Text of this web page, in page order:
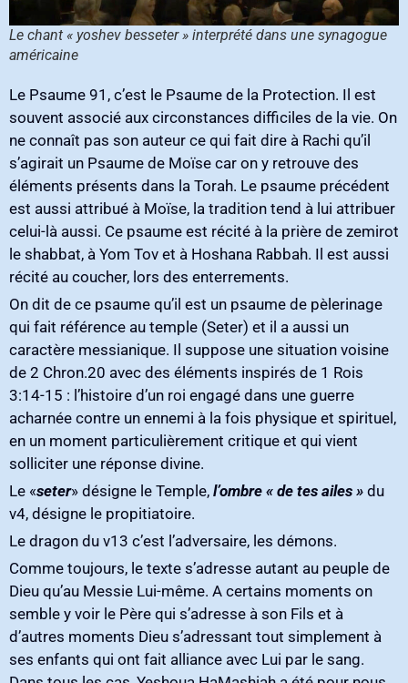
Le chant « yoshev besseter » interprété dans une synagogue
américaine
Le Psaume 91‭, ‬c’est le Psaume de la Protection‭. ‬Il est
souvent associé aux circonstances difficiles de la vie‭. ‬On
ne connaît pas son auteur ce qui fait dire à Rachi qu’il
s’agirait un Psaume de Moïse car on y retrouve des
éléments présents dans la Torah‭. ‬Le psaume précédent
est aussi attribué à Moïse‭, ‬la tradition tend à lui attribuer
celui-là aussi‭. ‬Ce psaume est récité à la prière de zemirot
le shabbat‭, ‬à Yom Tov et à Hoshana Rabbah‭. ‬Il est aussi
récité au coucher‭, ‬lors des enterrements‭. ‬
On dit de ce psaume qu’il est un psaume de pèlerinage
qui fait référence au temple‭ (‬Seter‭) ‬et il a aussi un
caractère messianique‭. ‬Il suppose une situation voisine
de 2‭ ‬Chron.20‭ ‬avec des éléments inspirés de 1‭ ‬Rois
3:14-15‭ : ‬l’histoire d’un roi engagé dans une guerre
acharnée contre un ennemi à la fois physique et spirituel‭,
‬en un moment particulièrement critique‭ ‬et qui vient
solliciter une réponse divine‭. ‬
Le‭ ‬«seter l’ombre‭ ‬«‮ ‬de tes ailes‮ ‬»
Le dragon du v13‭ ‬c’est l’adversaire‭, ‬les démons‭.‬
Comme toujours‭, ‬le texte s’adresse autant au peuple de
Dieu qu’au Messie Lui-même‭. ‬A certains moments on
semble y voir le Père qui s’adresse à son Fils et à
d’autres moments Dieu s’adressant tout simplement à
ses enfants qui ont fait alliance avec Lui par le sang‭.